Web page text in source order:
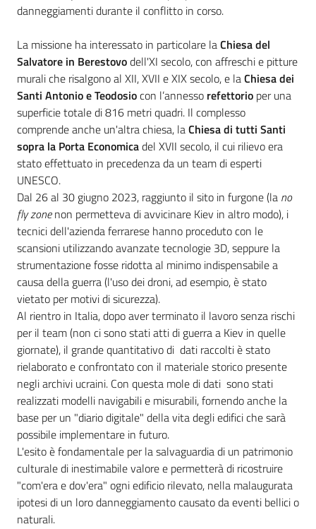
danneggiamenti durante il conflitto in corso.
La missione ha interessato in particolare laChiesa del
Salvatore in Berestovodell'XI secolo, con affreschi e pitture
murali che risalgono al XII, XVII e XIX secolo, e laChiesa dei
Santi Antonio e Teodosiocon l’annesso refettorio per una
superficie totale di 816 metri quadri. Il complesso
comprende anche un'altra chiesa, laChiesa di tutti Santi
sopra la Porta Economicadel XVII secolo, il cui rilievo era
stato effettuato in precedenza da un team di esperti
UNESCO.
Dal 26 al 30 giugno 2023, raggiunto il sito in furgone (la no
fly zonenon permetteva di avvicinare Kiev in altro modo), i
tecnici dell'azienda ferrarese hanno proceduto con le
scansioni utilizzando avanzate tecnologie 3D, seppure la
strumentazione fosse ridotta al minimo indispensabile a
causa della guerra (l'uso dei droni, ad esempio, è stato
vietato per motivi di sicurezza).
Al rientro in Italia, dopo aver terminato il lavoro senza rischi
per il team (non ci sono stati atti di guerra a Kiev in quelle
giornate), il grande quantitativo di dati raccolti è stato
rielaborato e confrontato con il materiale storico presente
negli archivi ucraini. Con questa mole di dati sono stati
realizzati modelli navigabili e misurabili, fornendo anche la
base per un "diario digitale" della vita degli edifici che sarà
possibile implementare in futuro.
L'esito è fondamentale per la salvaguardia di un patrimonio
culturale di inestimabile valore e permetterà di ricostruire
"com'era e dov'era" ogni edificio rilevato, nella malaugurata
ipotesi di un loro danneggiamento causato da eventi bellici o
naturali.